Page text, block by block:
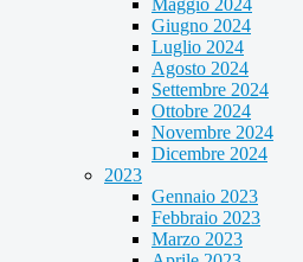
Maggio 2024
Giugno 2024
Luglio 2024
Agosto 2024
Settembre 2024
Ottobre 2024
Novembre 2024
Dicembre 2024
2023
Gennaio 2023
Febbraio 2023
Marzo 2023